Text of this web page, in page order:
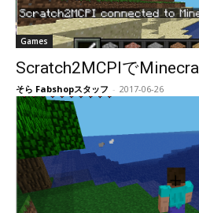
Games
Scratch2MCPIで
そら Fabshopスタッフ - 2017-06-26